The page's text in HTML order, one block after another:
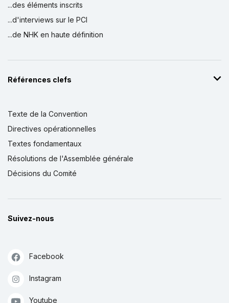
...des éléments inscrits
...d'interviews sur le PCI
...de NHK en haute définition
Références clefs
Texte de la Convention
Directives opérationnelles
Textes fondamentaux
Résolutions de l'Assemblée générale
Décisions du Comité
Suivez-nous
Facebook
Instagram
Youtube